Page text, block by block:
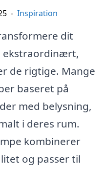
- Inspiration
dit
ekstraordinært,
de rigtige. Mange
baseret på
med belysning,
i deres rum.
kombinerer
og passer til